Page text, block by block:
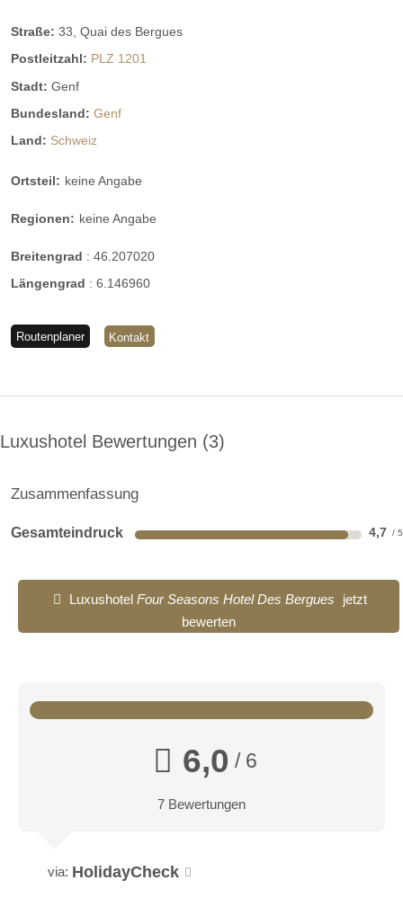
Straße: 33, Quai des Bergues
Postleitzahl: PLZ 1201
Stadt: Genf
Bundesland: Genf
Land: Schweiz
Ortsteil: keine Angabe
Regionen: keine Angabe
Breitengrad : 46.207020
Längengrad : 6.146960
Routenplaner Kontakt
Luxushotel Bewertungen 3
Zusammenfassung
Gesamteindruck 4,7
Luxushotel Four Seasons Hotel Des Bergues
jetzt
bewerten
6,0 / 6
7 Bewertungen
via: HolidayCheck